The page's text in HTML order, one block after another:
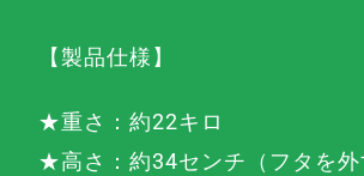
【製品仕様】
★重さ：約22キロ
★高さ：約34センチ（フタを外